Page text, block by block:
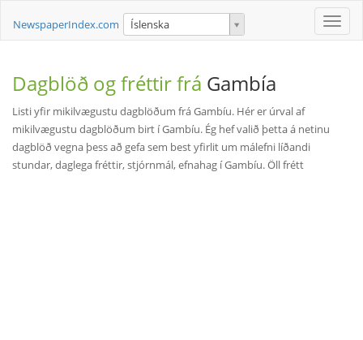
Toggle
NewspaperIndex.com Íslenska
Dagblöð og fréttir frá Gambía
Listi yfir mikilvægustu dagblöðum frá Gambíu. Hér er úrval af
mikilvægustu dagblöðum birt í Gambíu. Ég hef valið þetta á netinu
dagblöð vegna þess að gefa sem best yfirlit um málefni líðandi
stundar, daglega fréttir, stjórnmál, efnahag í Gambíu. Öll frétt